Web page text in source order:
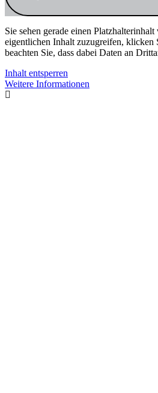
Sie sehen gerade einen Platzhalterinhalt
eigentlichen Inhalt zuzugreifen, klicken
beachten Sie, dass dabei Daten an
Inhalt entsperren
Weitere Informationen